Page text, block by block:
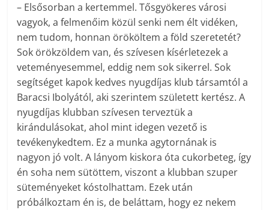
– Elsősorban a kertemmel. Tősgyökeres városi
vagyok, a felmenőim közül senki nem élt vidéken,
nem tudom, honnan örököltem a föld szeretetét?
Sok örökzöldem van, és szívesen kísérletezek a
veteményesemmel, eddig nem sok sikerrel. Sok
segítséget kapok kedves nyugdíjas klub társamtól a
Baracsi Ibolyától, aki szerintem született kertész. A
nyugdíjas klubban szívesen terveztük a
kirándulásokat, ahol mint idegen vezető is
tevékenykedtem. Ez a munka agytornának is
nagyon jó volt. A lányom kiskora óta cukorbeteg, így
én soha nem sütöttem, viszont a klubban szuper
süteményeket kóstolhattam. Ezek után
próbálkoztam én is, de beláttam, hogy ez nekem